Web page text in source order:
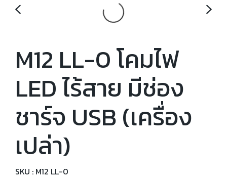
M12 LL-0 โคมไฟ
LED ไร้สาย มีช่อง
ชาร์จ USB (เครื่อง
เปล่า)
SKU : M12 LL-0